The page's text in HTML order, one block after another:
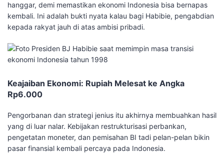
hanggar, demi memastikan ekonomi Indonesia bisa bernapas
kembali. Ini adalah bukti nyata kalau bagi Habibie, pengabdian
kepada rakyat jauh di atas ambisi pribadi.
​Keajaiban Ekonomi: Rupiah Melesat ke Angka
Rp6.000
​Pengorbanan dan strategi jenius itu akhirnya membuahkan hasil
yang di luar nalar. Kebijakan restrukturisasi perbankan,
pengetatan moneter, dan pemisahan BI tadi pelan-pelan bikin
pasar finansial kembali percaya pada Indonesia.